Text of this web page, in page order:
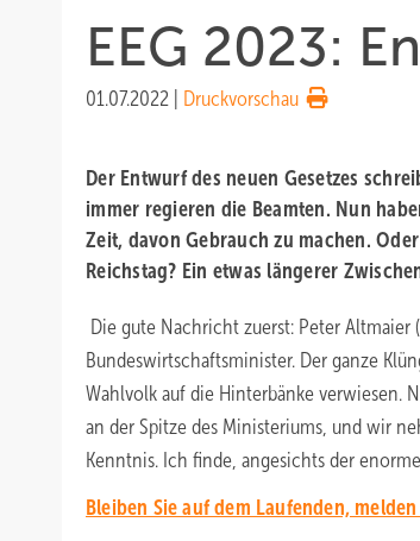
EEG 2023:
01.07.2022 Druckvorschau
Der Entwurf des neuen Gesetzes
immer regieren die Beamten. Nun
Zeit, davon Gebrauch zu machen.
Reichstag? Ein etwas längerer
Die gute Nachricht zuerst: Peter Altmaier
Bundeswirtschaftsminister. Der ganze
Wahlvolk auf die Hinterbänke verwiesen.
an der Spitze des Ministeriums, und wir
Kenntnis. Ich finde, angesichts der
Bleiben Sie auf dem Laufenden,